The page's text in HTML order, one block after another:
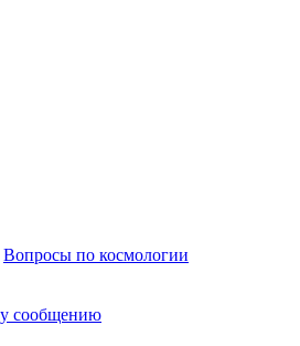
Вопросы по космологии